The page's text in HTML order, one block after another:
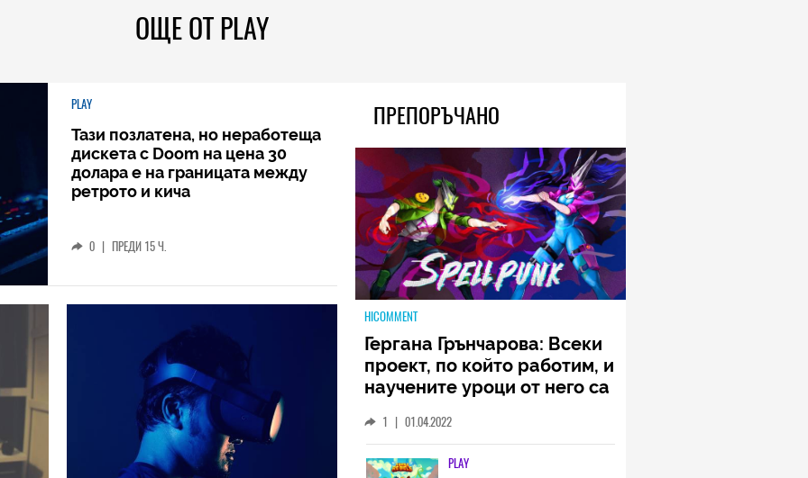
евтини, не се зареждат никога
и не навлизат в личното
пространство – и вашето, и
чуждото
05.08.2026
ОЩЕ ОТ PLAY
PLAY
Тази позлатена, но неработеща
дискета с Doom на цена 30
долара е на границата между
ретрото и кича
0 | ПРЕДИ 15 Ч.
ПРЕПОРЪЧАНО
HICOMMENT
Гергана Грънчарова: Всеки
проект, по който работим, и
научените уроци от него са
който трябва да извървим
като екип (ИНТЕРВЮ)
1 | 01.04.2022
PLAY